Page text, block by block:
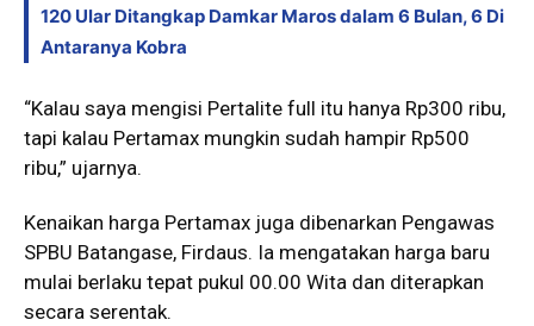
120 Ular Ditangkap Damkar Maros dalam 6 Bulan, 6 Di
Antaranya Kobra
“Kalau saya mengisi Pertalite full itu hanya Rp300 ribu,
tapi kalau Pertamax mungkin sudah hampir Rp500
ribu,” ujarnya.
Kenaikan harga Pertamax juga dibenarkan Pengawas
SPBU Batangase, Firdaus. Ia mengatakan harga baru
mulai berlaku tepat pukul 00.00 Wita dan diterapkan
secara serentak.